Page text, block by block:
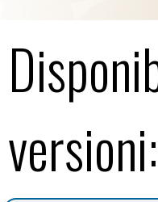
versioni: